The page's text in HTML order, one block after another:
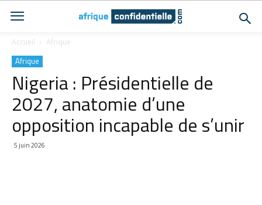
Accueil Afrique
Afrique
Nigeria : Présidentielle de
2027, anatomie d’une
opposition incapable de s’unir
5 juin 2026